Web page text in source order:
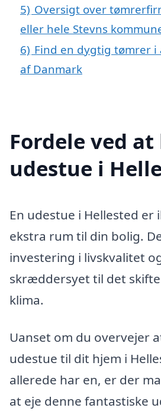
5) Oversigt over
eller hele Stevns
6) Find en dygtig tømrer
af Danmark
Fordele ved at
udestue i
En udestue i Hellested er
ekstra rum til din bolig.
investering i livskvalitet
skræddersyet til det
klima.
Uanset om du overvejer
udestue til dit hjem i
allerede har en, er der
at eje denne fantastiske